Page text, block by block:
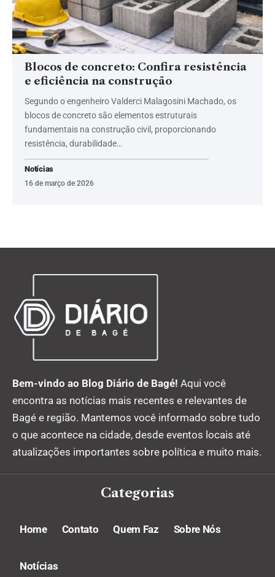
Blocos de concreto: Confira resistência
e eficiência na construção
Segundo o engenheiro Valderci Malagosini Machado, os
blocos de concreto são elementos estruturais
fundamentais na construção civil, proporcionando
resistência, durabilidade…
Notícias
16 de março de 2026
Bem-vindo ao Blog Diário de Bagé! Aqui você
encontra as notícias mais recentes e relevantes de
Bagé e região. Mantemos você informado sobre tudo
o que acontece na cidade, desde eventos locais até
atualizações importantes sobre política e muito mais.
Categorias
Home Contato Quem Faz Sobre Nós
Notícias